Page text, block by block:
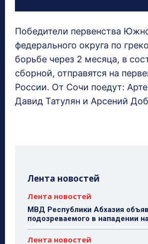
Победители первенства
федерального округа по
борьбе через 2 месяца, в
сборной, отправятся на
России. От Сочи поедут:
Давид Татулян и Арсений
Лента новостей
Лента новостей
МВД Республики Абхазия
подозреваемого в нападении
Лента новостей